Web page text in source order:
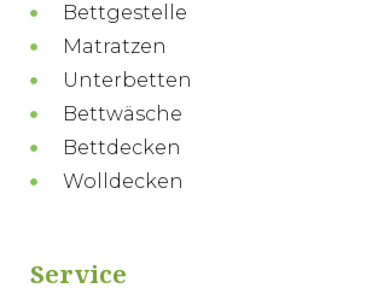
Bettgestelle
Matratzen
Unterbetten
Bettwäsche
Bettdecken
Wolldecken
Service